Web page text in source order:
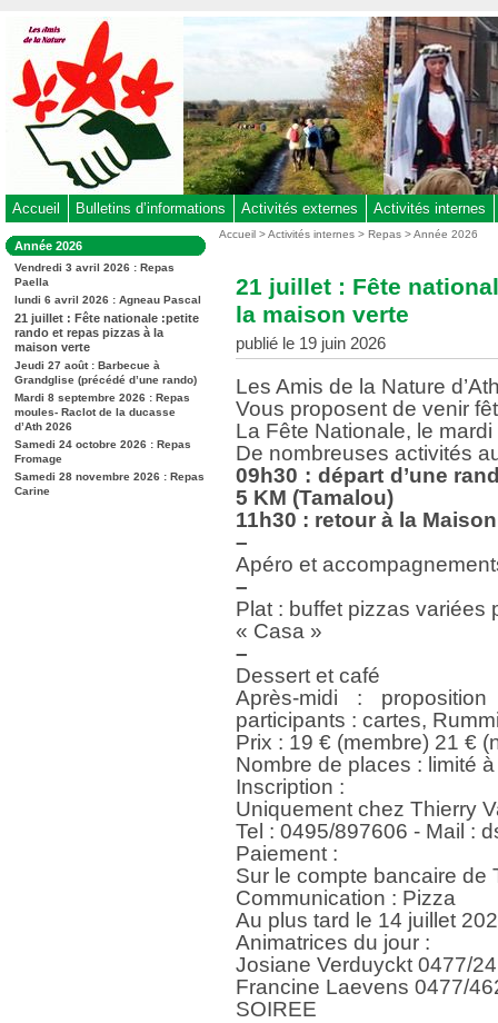
au
contenu
-
Aller
au
menu
-
à
la
recherche
Accueil Bulletins d’informations Activités externes Activités internes
Dans
la
rubrique
:
Année 2026
Vendredi 3 avril 2026 : Repas
Paella
lundi 6 avril 2026 : Agneau Pascal
21 juillet : Fête nationale :petite
rando et repas pizzas à la
maison verte
Jeudi 27 août : Barbecue à
Grandglise (précédé d’une rando)
Mardi 8 septembre 2026 : Repas
moules- Raclot de la ducasse
d’Ath 2026
Samedi 24 octobre 2026 : Repas
Fromage
Samedi 28 novembre 2026 : Repas
Carine
Vous
Accueil >Activités internes >Repas >Année 2026
21 juillet : Fête
la maison verte
publié le 19 juin 2026
Les Amis de la Nature
Vous proposent de venir
La Fête Nationale, le
De nombreuses activités
09h30 : départ d’une
5 KM (Tamalou)
11h30 : retour à la
–
Apéro et
–
Plat : buffet pizzas variées
« Casa »
–
Dessert et café
Après-midi :
participants : cartes,
Prix : 19 € (membre) 21 €
Nombre de places : limité
Inscription :
Uniquement chez Thierry
Tel : 0495/897606 - Mail :
Paiement :
Sur le compte bancaire de
Communication : Pizza
Au plus tard le 14 juillet
Animatrices du jour :
Josiane Verduyckt 0477/
Francine Laevens 0477/
SOIREE